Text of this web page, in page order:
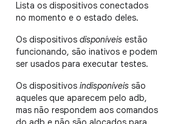
Lista os dispositivos conectados
no momento e o estado deles.
Os dispositivos disponíveis estão
funcionando, são inativos e podem
ser usados para executar testes.
Os dispositivos indisponíveis são
aqueles que aparecem pelo adb,
mas não respondem aos comandos